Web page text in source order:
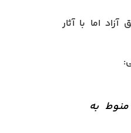
اما با آثار
به